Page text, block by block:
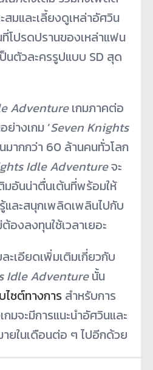
สมและเลี้ยงดูเหล่าอัศวิน
โปรดปรานของเหล่าแฟน
นตัวละครรูปแบบ SD สุด
Adventureเกมภาคต่อ
างเกม ‘Seven Knights
มากกว่า 60 ล้านคนทั่วโลก
Idle Adventureจะ
มอันน่าตื่นเต้นที่พร้อมให้
และสนุกเพลิดเพลินไปกับ
องลงทุนใช้เวลาเยอะ
ะเอียดเพิ่มเติมเกี่ยวกับ
Idle Adventureนั้น
ไซต์ทางการ สำหรับการ
มจะมีการแนะนำอัศวินและ
ยในเดือนต่อ ๆ ไปอีกด้วย